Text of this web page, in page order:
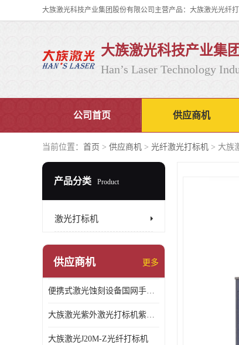
大族激光科技产业集
Han’s Laser Technology
公司首页 供应商机
当前位置： 首页 > 供应商机 > 光纤激光打标机 > 大族
产品分类 Product
激光打标机
供应商机 更多
便携式激光蚀刻设备国网手持激光蚀刻机A级6KG款
大族激光紫外激光打标机紫外打标机3W紫外机
大族激光J20M-Z光纤打标机